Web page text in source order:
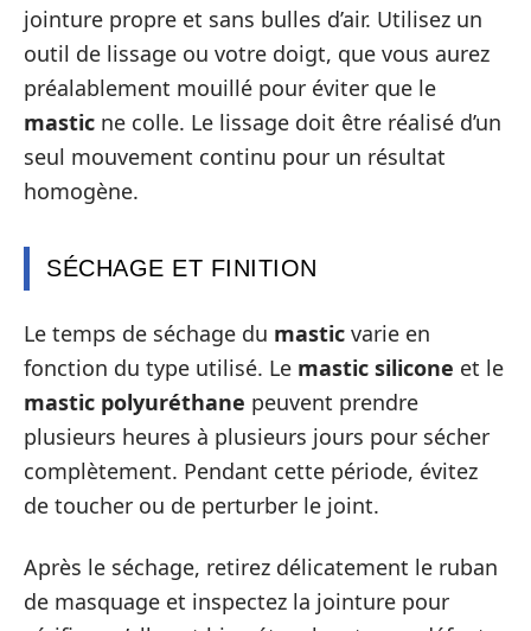
jointure propre et sans bulles d’air. Utilisez un
outil de lissage ou votre doigt, que vous aurez
préalablement mouillé pour éviter que le
mastic ne colle. Le lissage doit être réalisé d’un
seul mouvement continu pour un résultat
homogène.
SÉCHAGE ET FINITION
Le temps de séchage du mastic varie en
fonction du type utilisé. Le mastic silicone et le
mastic polyuréthane peuvent prendre
plusieurs heures à plusieurs jours pour sécher
complètement. Pendant cette période, évitez
de toucher ou de perturber le joint.
Après le séchage, retirez délicatement le ruban
de masquage et inspectez la jointure pour